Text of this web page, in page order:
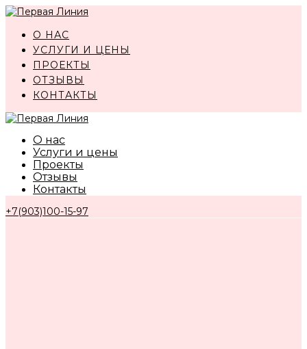
Перейти
контентуО НАС
УСЛУГИ И ЦЕНЫ
ПРОЕКТЫ
ОТЗЫВЫ
КОНТАКТЫ
О нас
Услуги и цены
Проекты
Отзывы
Контакты
+7(903)100-15-97